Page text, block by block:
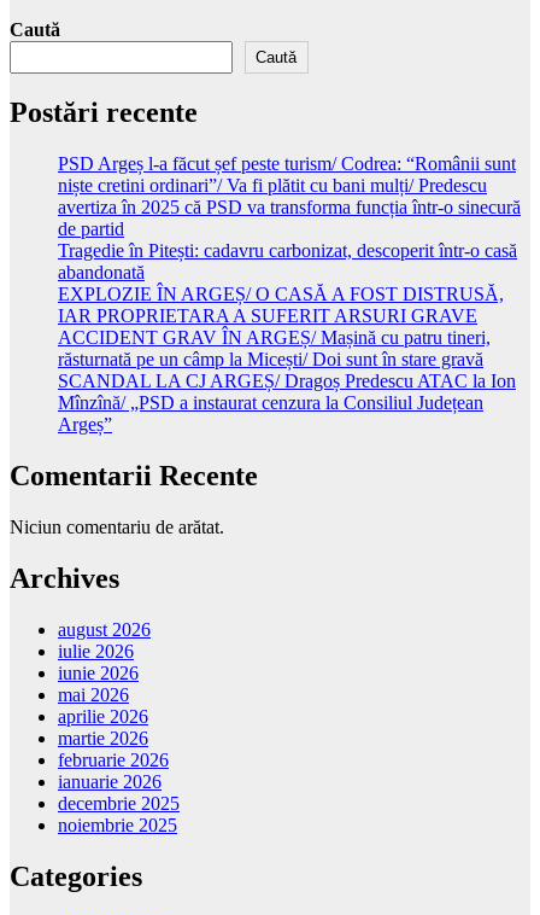
Caută
Caută
Postări recente
PSD Argeș l-a făcut șef peste turism/ Codrea: “Românii sunt
niște cretini ordinari”/ Va fi plătit cu bani mulți/ Predescu
avertiza în 2025 că PSD va transforma funcția într-o sinecură
de partid
Tragedie în Pitești: cadavru carbonizat, descoperit într-o casă
abandonată
EXPLOZIE ÎN ARGEȘ/ O CASĂ A FOST DISTRUSĂ,
IAR PROPRIETARA A SUFERIT ARSURI GRAVE
ACCIDENT GRAV ÎN ARGEȘ/ Mașină cu patru tineri,
răsturnată pe un câmp la Micești/ Doi sunt în stare gravă
SCANDAL LA CJ ARGEȘ/ Dragoș Predescu ATAC la Ion
Mînzînă/ „PSD a instaurat cenzura la Consiliul Județean
Argeș”
Comentarii Recente
Niciun comentariu de arătat.
Archives
august 2026
iulie 2026
iunie 2026
mai 2026
aprilie 2026
martie 2026
februarie 2026
ianuarie 2026
decembrie 2025
noiembrie 2025
Categories